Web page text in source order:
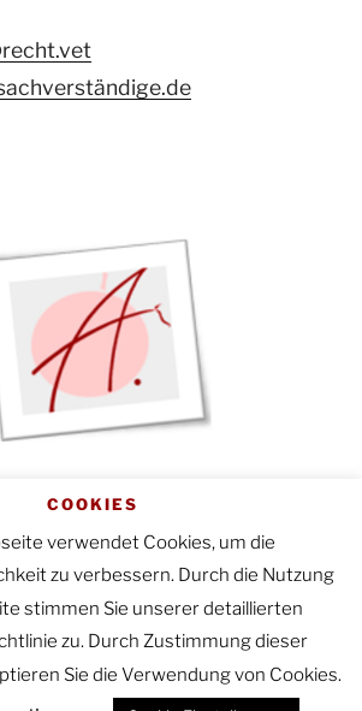
|Impressum
COOKIES
verwendet Cookies, um die
zu verbessern. Durch die Nutzung
stimmen Sie unserer detaillierten
zu. Durch Zustimmung dieser
Sie die Verwendung von Cookies.